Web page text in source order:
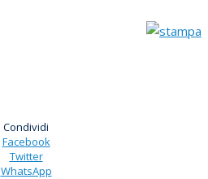
Condividi
Facebook
Twitter
WhatsApp